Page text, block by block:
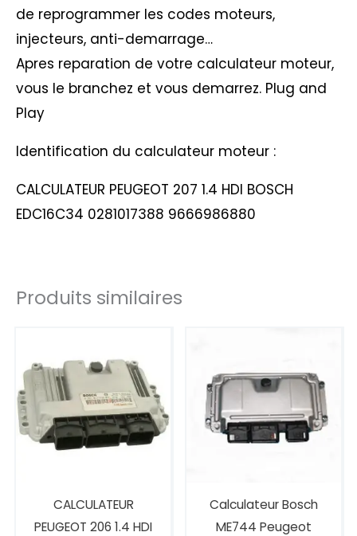
de reprogrammer les codes moteurs,
injecteurs, anti-demarrage…
Apres reparation de votre calculateur moteur,
vous le branchez et vous demarrez. Plug and
Play
Identification du calculateur moteur :
CALCULATEUR PEUGEOT 207 1.4 HDI BOSCH
EDC16C34 0281017388 9666986880
Produits similaires
CALCULATEUR
PEUGEOT 206 1.4 HDI
Calculateur Bosch
ME744 Peugeot